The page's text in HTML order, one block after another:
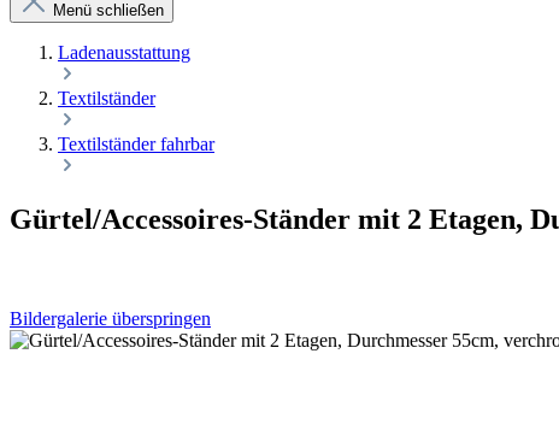
Menü schließen
Laden­ausstattung
Textilständer
Textilständer fahrbar
Gürtel/Accessoires-Ständer mit 2 Etagen,
Bildergalerie überspringen